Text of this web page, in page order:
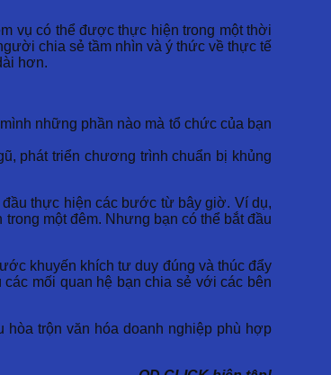
vụ có thể được thực hiện trong một thời
chia sẻ tầm nhìn và ý thức về thực tế
hơn.
những phần nào mà tổ chức của bạn
phát triển chương trình chuẩn bị khủng
thực hiện các bước từ bây giờ. Ví dụ,
một đêm. Nhưng bạn có thể bắt đầu
khuyến khích tư duy đúng và thúc đẩy
mối quan hệ bạn chia sẻ với các bên
trộn văn hóa doanh nghiệp phù hợp